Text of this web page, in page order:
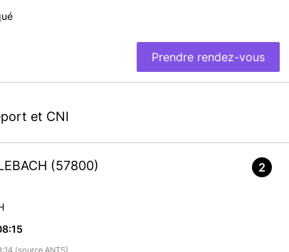
Prendre rendez-vous
et CNI
(57800) 2